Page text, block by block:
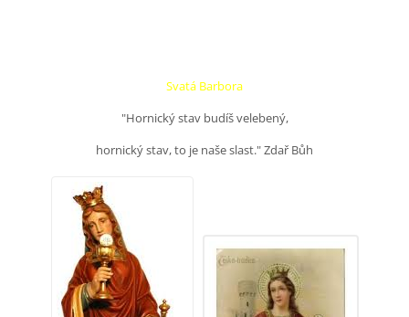
Svatá Barbora
"Hornický stav budíš velebený,
hornický stav, to je naše slast." Zdař Bůh